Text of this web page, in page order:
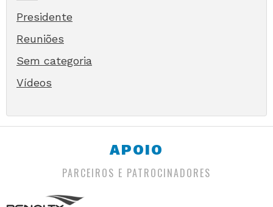
Presidente
Reuniões
Sem categoria
Vídeos
APOIO
PARCEIROS E PATROCINADORES